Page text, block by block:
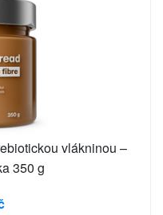
vlákninou –
350 g